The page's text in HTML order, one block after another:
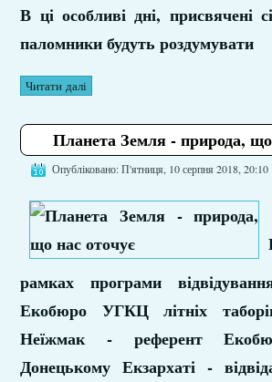
В ці особливі дні, присвячені
паломники будуть роздумувати
Читати далі
Планета Земля - природа,
Опубліковано: П'ятниця, 10 серпня 2018, 20:10
рамках програми
Екобюро УГКЦ літніх
Неїжмак - референт
Донецькому Екзархаті -